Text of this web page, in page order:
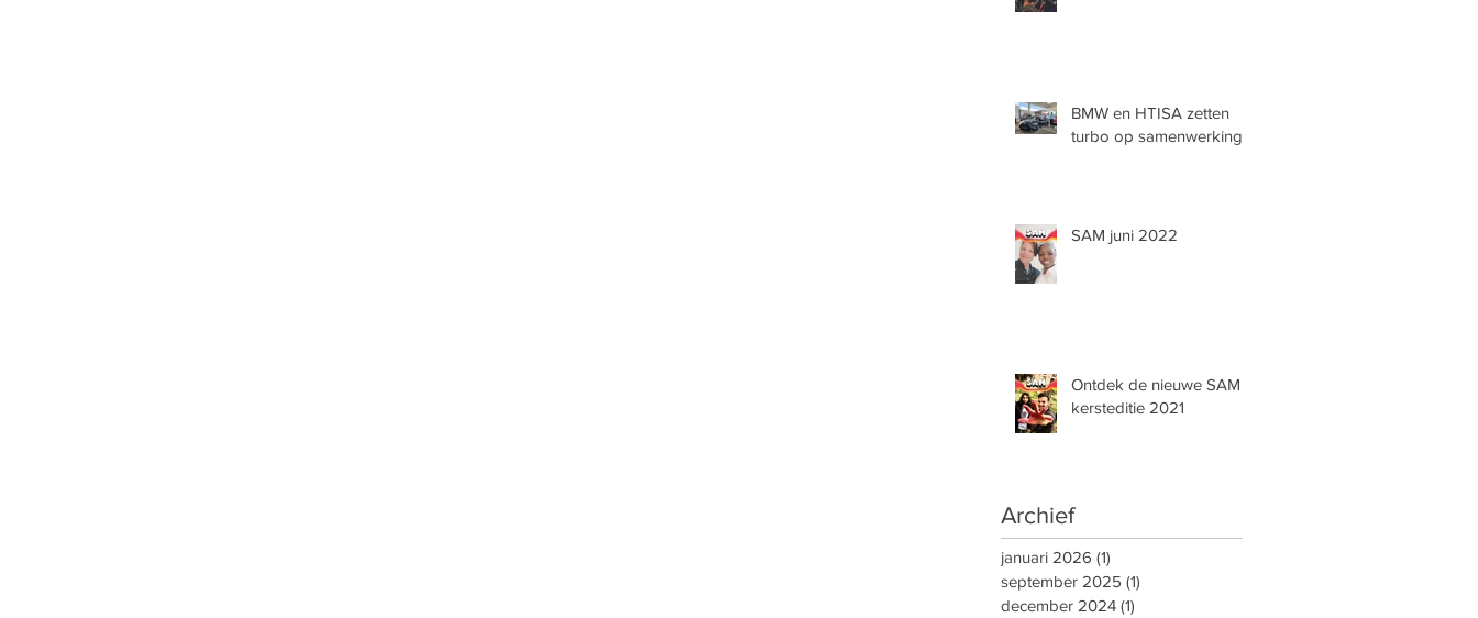
BMW en HTISA zetten
turbo op samenwerking
SAM juni 2022
Ontdek de nieuwe SAM
kersteditie 2021
Archief
januari 2026 (1)
september 2025 (1)
december 2024 (1)